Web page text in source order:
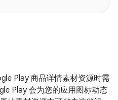
Play 商品详情素材资源时需
Play 会为您的应用图标动态